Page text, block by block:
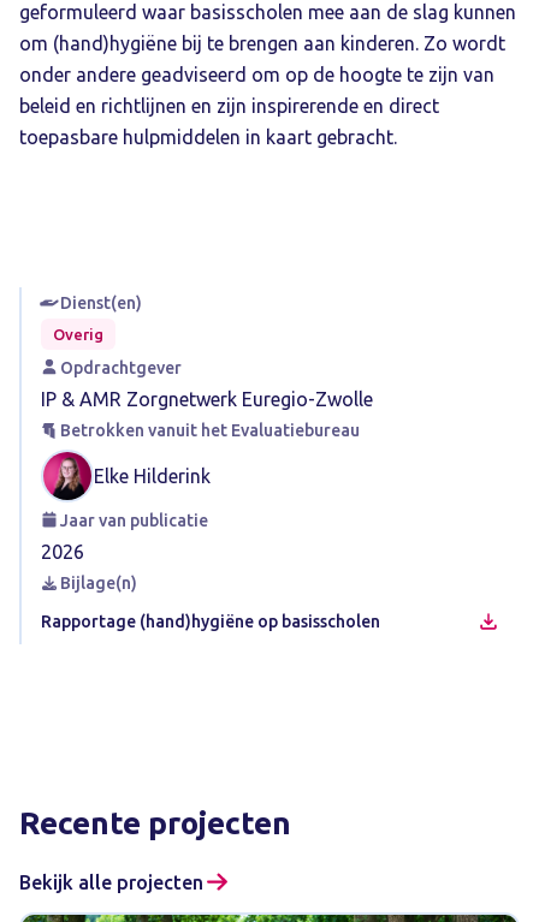
geformuleerd waar basisscholen mee aan de slag kunnen
om (hand)hygiëne bij te brengen aan kinderen. Zo wordt
onder andere geadviseerd om op de hoogte te zijn van
beleid en richtlijnen en zijn inspirerende en direct
toepasbare hulpmiddelen in kaart gebracht.
Dienst(en)
Overig
Opdrachtgever
IP & AMR Zorgnetwerk Euregio-Zwolle
Betrokken vanuit het Evaluatiebureau
Elke Hilderink
Jaar van publicatie
2026
Bijlage(n)
Rapportage (hand)hygiëne op basisscholen
Recente projecten
Bekijk alle projecten